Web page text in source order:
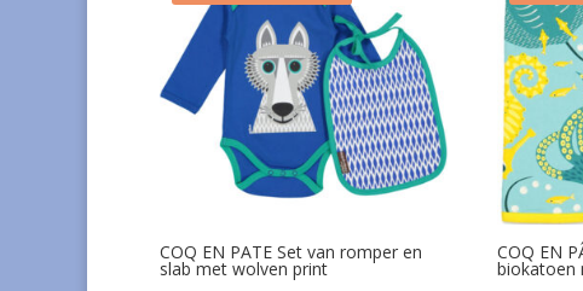
COQ EN PATE Set van romper en
slab met wolven print
COQ EN
biokatoen